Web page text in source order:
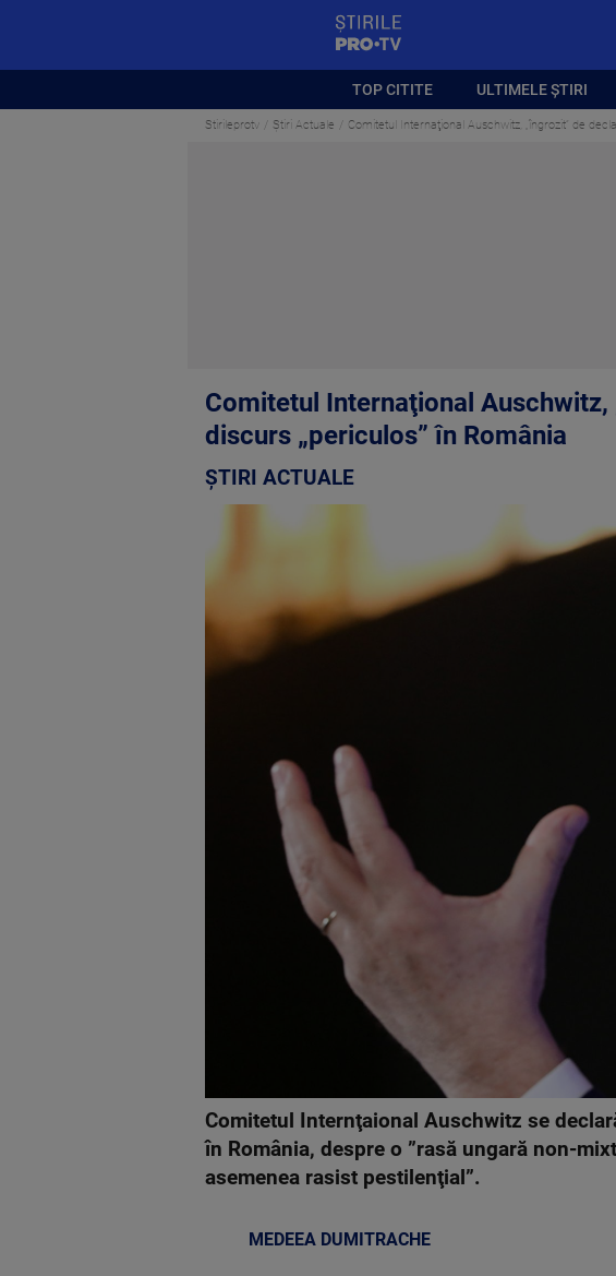
TOP CITITE ULTIMELE ȘTIRI
Stirileprotv Știri Actuale Comitetul Internaţional Auschwitz, „îngrozit” de
Comitetul Internaţional
discurs „periculos” în România
ȘTIRI ACTUALE
Comitetul Internţaional Auschwitz se
în România, despre o ”rasă ungară non-
asemenea rasist pestilenţial”.
MEDEEA DUMITRACHE